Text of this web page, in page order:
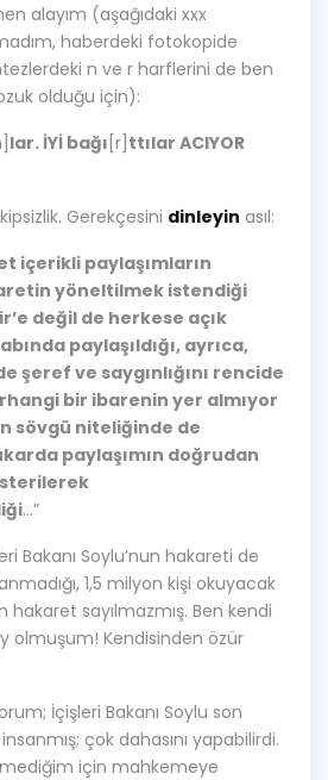
alayım (aşağıdaki xxx
haberdeki fotokopide
n ve r harflerini de ben
olduğu için):
lar. İYİ bağı [r] ttılar ACIYOR
Gerekçesini dinleyin asıl:
içerikli paylaşımların
yöneltilmek istendiği
değil de herkese açık
paylaşıldığı, ayrıca,
şeref ve saygınlığını rencide
bir ibarenin yer almıyor
sövgü niteliğinde de
paylaşımın doğrudan
…”
Bakanı Soylu’nun hakareti de
1,5 milyon kişi okuyacak
hakaret sayılmazmış. Ben kendi
olmuşum! Kendisinden özür
İçişleri Bakanı Soylu son
çok dahasını yapabilirdi.
için mahkemeye